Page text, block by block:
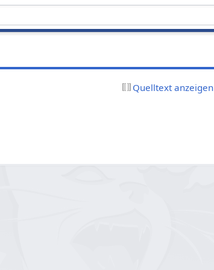
Quelltext anzeigen